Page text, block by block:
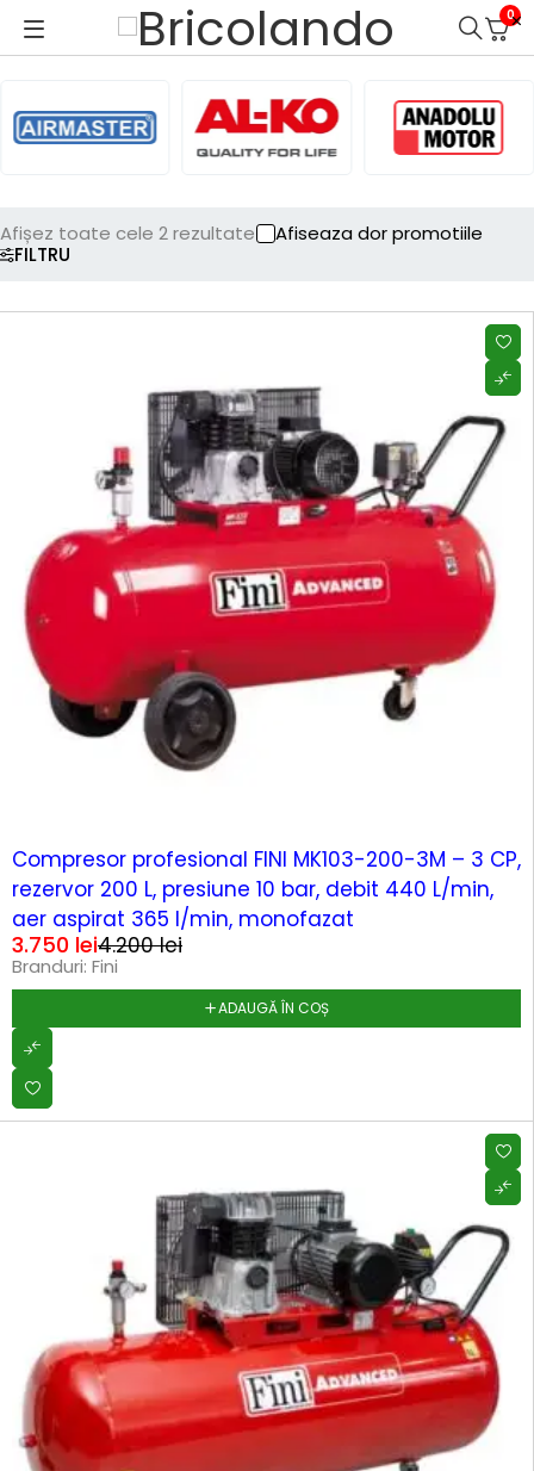
0
FILTRU
Afișez toate cele 2 rezultate Afiseaza dor promotiile
Compresor profesional FINI MK103-200-3M – 3 CP,
rezervor 200 L, presiune 10 bar, debit 440 L/min,
aer aspirat 365 l/min, monofazat
4.200lei
3.750 lei
Branduri: Fini
ADAUGĂ ÎN COȘ